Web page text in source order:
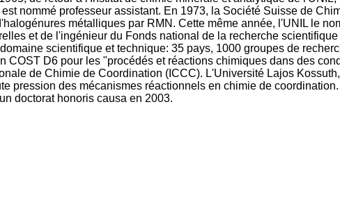
nommé professeur assistant. En 1973, la Société Suisse de
métalliques par RMN. Cette même année, l'UNIL le
et de l'ingénieur du Fonds national de la recherche
scientifique et technique: 35 pays, 1000 groupes de
D6 pour les "procédés et réactions chimiques dans des
de Chimie de Coordination (ICCC). L'Université Lajos
pression des mécanismes réactionnels en chimie de
doctorat honoris causa en 2003.